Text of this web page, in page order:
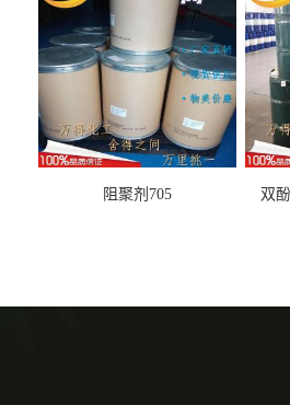
阻聚剂705 双